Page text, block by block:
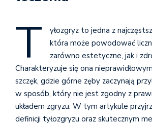
T
yłozgryz to jedna z
która może powodować
zarówno estetyczne, jak i
Charakteryzuje się ona
szczęk, gdzie górne zęby zaczynają
w sposób, który nie jest zgodny z
układem zgryzu. W tym artykule
definicji tyłozgryzu oraz skutecznym